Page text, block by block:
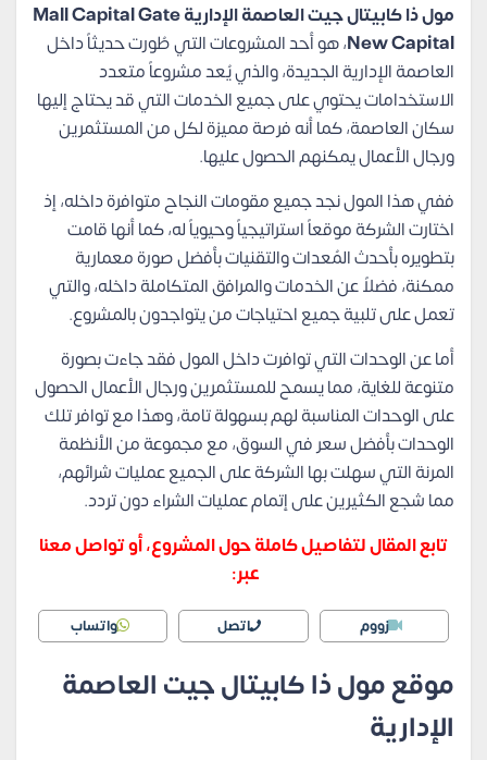
مول ذا كابيتال جيت العاصمة الإدارية Mall Capital Gate
New Capital، هو أحد المشروعات التي طُورت حديثاً داخل
العاصمة الإدارية الجديدة، والذي يُعد مشروعاً متعدد
الاستخدامات يحتوي على جميع الخدمات التي قد يحتاج إليها
سكان العاصمة، كما أنه فرصة مميزة لكل من المستثمرين
ورجال الأعمال يمكنهم الحصول عليها.
ففي هذا المول نجد جميع مقومات النجاح متوافرة داخله، إذ
اختارت الشركة موقعاً استراتيجياً وحيوياً له، كما أنها قامت
بتطويره بأحدث المُعدات والتقنيات بأفضل صورة معمارية
ممكنة، فضلاً عن الخدمات والمرافق المتكاملة داخله، والتي
تعمل على تلبية جميع احتياجات من يتواجدون بالمشروع.
أما عن الوحدات التي توافرت داخل المول فقد جاءت بصورة
متنوعة للغاية، مما يسمح للمستثمرين ورجال الأعمال الحصول
على الوحدات المناسبة لهم بسهولة تامة، وهذا مع توافر تلك
الوحدات بأفضل سعر في السوق، مع مجموعة من الأنظمة
المرنة التي سهلت بها الشركة على الجميع عمليات شرائهم،
مما شجع الكثيرين على إتمام عمليات الشراء دون تردد.
تابع المقال لتفاصيل كاملة حول المشروع، أو تواصل معنا
عبر:
زووم اتصل واتساب
موقع مول ذا كابيتال جيت العاصمة
الإدارية